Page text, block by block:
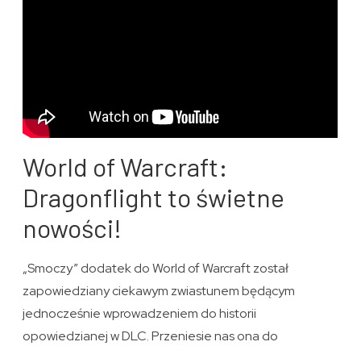
World of Warcraft:
Dragonflight to świetne
nowości!
„Smoczy” dodatek do World of Warcraft został
zapowiedziany ciekawym zwiastunem będącym
jednocześnie wprowadzeniem do historii
opowiedzianej w DLC. Przeniesie nas ona do